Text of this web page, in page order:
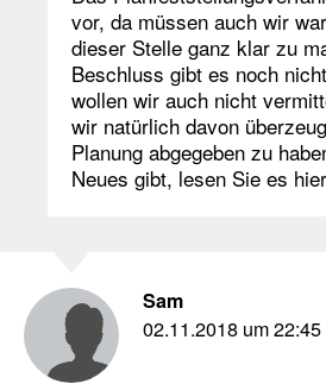
vor, da müssen auch wir
dieser Stelle ganz klar zu
Beschluss gibt es noch
wollen wir auch nicht
wir natürlich davon
Planung abgegeben zu
Neues gibt, lesen Sie es
Sam
02.11.2018 um